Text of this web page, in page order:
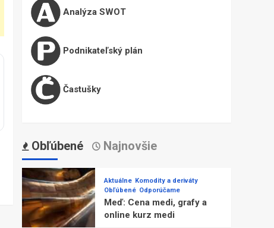
Analýza SWOT
Podnikateľský plán
Častušky
Obľúbené Najnovšie
Aktuálne Komodity a deriváty
Obľúbené Odporúčame
Meď: Cena medi, grafy a
online kurz medi